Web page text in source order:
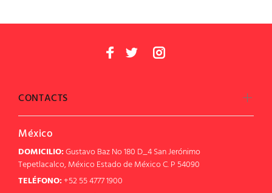
CONTACTS
México
DOMICILIO:Gustavo Baz No 180 D_4 San Jerónimo
Tepetlacalco, México Estado de México C. P 54090
TELÉFONO:+52 55 4777 1900